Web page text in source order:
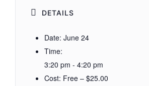
DETAILS
Date: June 24
Time:
3:20 pm - 4:20 pm
Cost: Free – $25.00